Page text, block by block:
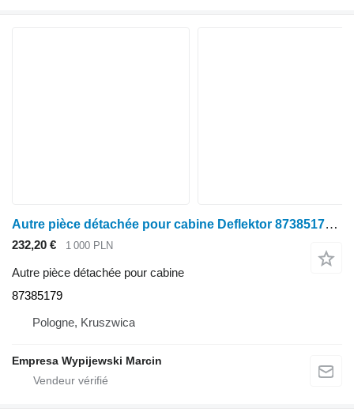
Autre pièce détachée pour cabine Deflektor 87385179 pour moissonneuse-batteuse Case New Holland
232,20 € 1 000 PLN
Autre pièce détachée pour cabine
87385179
Pologne, Kruszwica
Empresa Wypijewski Marcin